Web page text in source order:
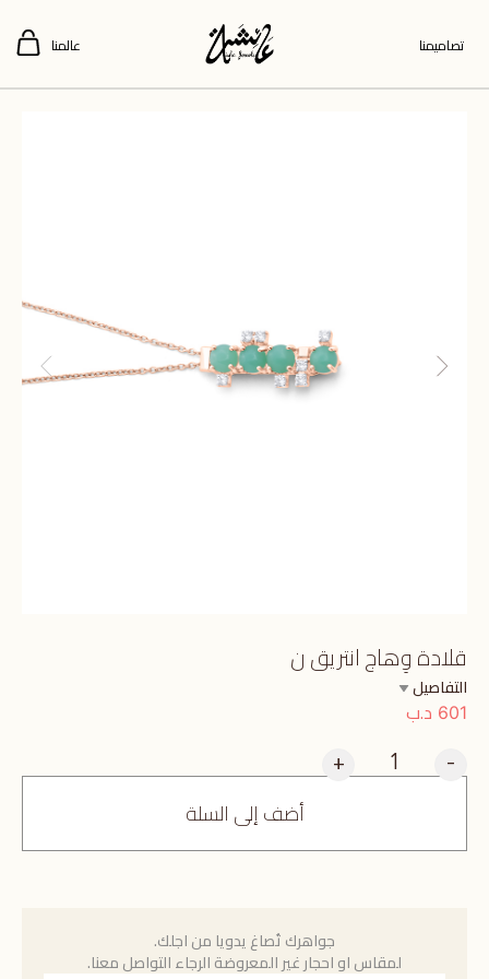
تصاميمنا عالمنا
قلادة وِهاج انتريق ن
التفاصيل
601 د.ب
-
+
أضف إلى السلة
جواهرك تُصاغ يدويا من اجلك.
لمقاس او احجار غير المعروضة الرجاء التواصل معنا.